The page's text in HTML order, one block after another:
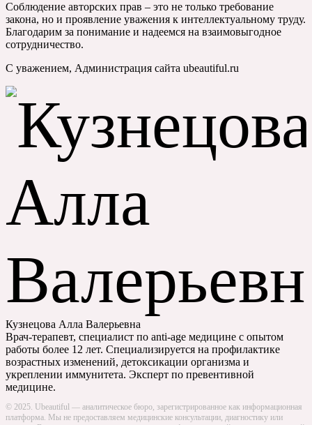
Соблюдение авторских прав – это не только требование
закона, но и проявление уважения к интеллектуальному труду.
Благодарим за понимание и надеемся на взаимовыгодное
сотрудничество.
С уважением, Администрация сайта ubeautiful.ru
Кузнецова Алла Валерьевна
Врач-терапевт, специалист по anti-age медицине с опытом
работы более 12 лет. Специализируется на профилактике
возрастных изменений, детоксикации организма и
укреплении иммунитета. Эксперт по превентивной
медицине.
© 2025. Ubeautiful — аналитическое бюро, зарегистрированное как информационная
платформа. Мы не предоставляем медицинские консультации, диагностику или